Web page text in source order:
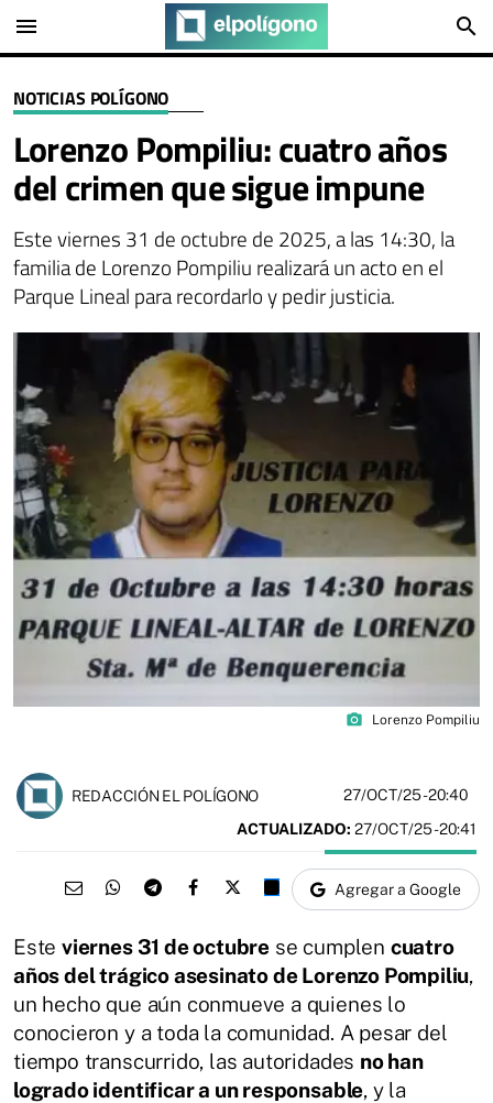
menu search
NOTICIAS POLÍGONO
Lorenzo Pompiliu: cuatro años
del crimen que sigue impune
Este viernes 31 de octubre de 2025, a las 14:30, la
familia de Lorenzo Pompiliu realizará un acto en el
Parque Lineal para recordarlo y pedir justicia.
photo_camera Lorenzo Pompiliu
REDACCIÓN EL POLÍGONO 27/OCT/25- 20:40
ACTUALIZADO: 27/OCT/25 - 20:41
Agregar a Google
Esteviernes 31 de octubre se cumplen cuatro
años del trágico asesinato de Lorenzo Pompiliu,
un hecho que aún conmueve a quienes lo
conocieron y a toda la comunidad. A pesar del
tiempo transcurrido, las autoridades no han
logrado identificar a un responsable, y la